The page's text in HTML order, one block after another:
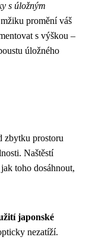
s úložným
promění váš
s výškou –
úložného
zbytku prostoru
Naštěstí
toho dosáhnout,
japonské
nezatíží.